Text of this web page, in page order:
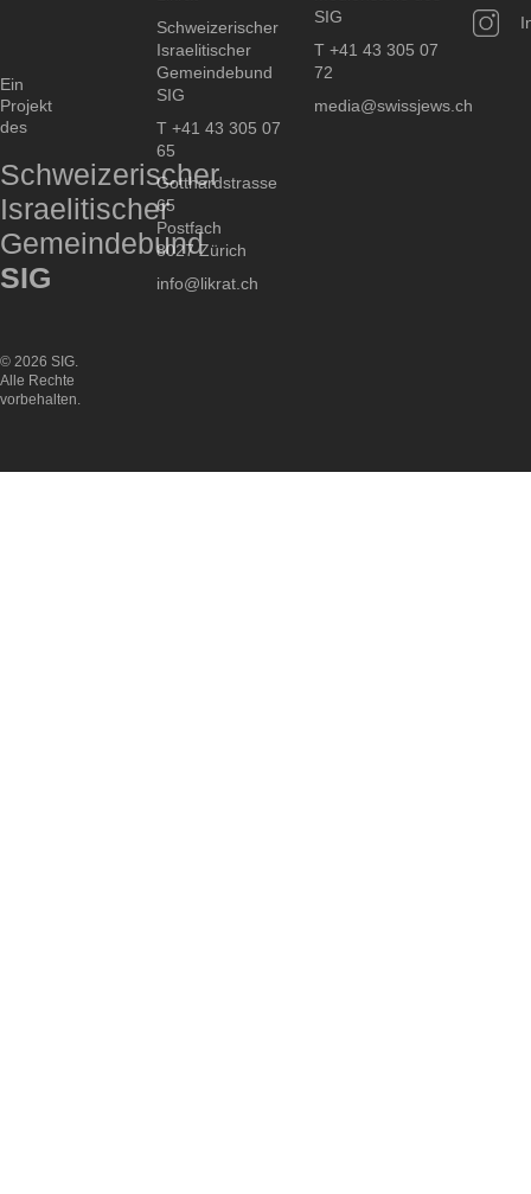
Ein
Projekt
des
Schweizerischer
Israelitischer
Gemeindebund
SIG
Schweizerischer
Israelitischer
Gemeindebund
SIG
T +41 43 305 07
65
Gotthardstrasse
65
Postfach
8027 Zürich
info@likrat.ch
SIG
T +41 43 305 07
72
media@swissjews.ch
© 2026 SIG.
Alle Rechte
vorbehalten.